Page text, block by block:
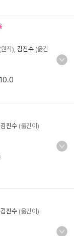
(원작), 김진수 (옮긴
10.0
김진수 (옮긴이)
김진수 (옮긴이)